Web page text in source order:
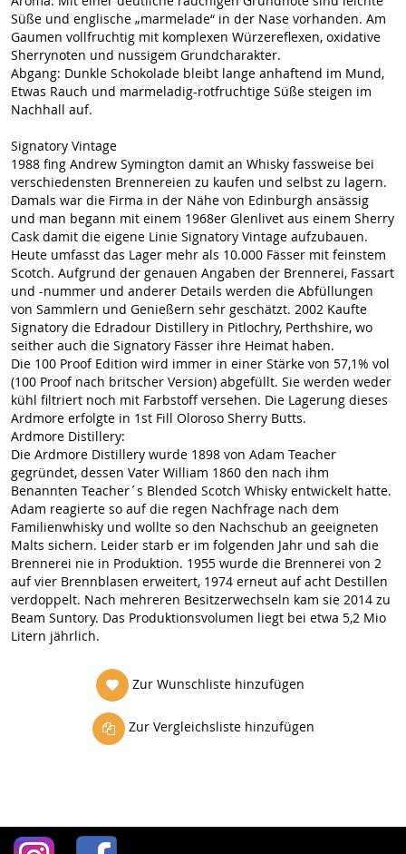
Süße und englische „marmelade“ in der Nase vorhanden. Am
Gaumen vollfruchtig mit komplexen Würzereflexen, oxidative
Sherrynoten und nussigem Grundcharakter.
Abgang: Dunkle Schokolade bleibt lange anhaftend im Mund,
Etwas Rauch und marmeladig-rotfruchtige Süße steigen im
Nachhall auf.
Signatory Vintage
1988 fing Andrew Symington damit an Whisky fassweise bei
verschiedensten Brennereien zu kaufen und selbst zu lagern.
Damals war die Firma in der Nähe von Edinburgh ansässig
und man begann mit einem 1968er Glenlivet aus einem Sherry
Cask damit die eigene Linie Signatory Vintage aufzubauen.
Heute umfasst das Lager mehr als 10.000 Fässer mit feinstem
Scotch. Aufgrund der genauen Angaben der Brennerei, Fassart
und -nummer und anderer Details werden die Abfüllungen
von Sammlern und Genießern sehr geschätzt. 2002 Kaufte
Signatory die Edradour Distillery in Pitlochry, Perthshire, wo
seither auch die Signatory Fässer ihre Heimat haben.
Die 100 Proof Edition wird immer in einer Stärke von 57,1% vol
(100 Proof nach britscher Version) abgefüllt. Sie werden weder
kühl filtriert noch mit Farbstoff versehen. Die Lagerung dieses
Ardmore erfolgte in 1st Fill Oloroso Sherry Butts.
Ardmore Distillery:
Die Ardmore Distillery wurde 1898 von Adam Teacher
gegründet, dessen Vater William 1860 den nach ihm
Benannten Teacher´s Blended Scotch Whisky entwickelt hatte.
Adam reagierte so auf die regen Nachfrage nach dem
Familienwhisky und wollte so den Nachschub an geeigneten
Malts sichern. Leider starb er im folgenden Jahr und sah die
Brennerei nie in Produktion. 1955 wurde die Brennerei von 2
auf vier Brennblasen erweitert, 1974 erneut auf acht Destillen
verdoppelt. Nach mehreren Besitzerwechseln kam sie 2014 zu
Beam Suntory. Das Produktionsvolumen liegt bei etwa 5,2 Mio
Litern jährlich.
Zur Wunschliste hinzufügen
Zur Vergleichsliste hinzufügen